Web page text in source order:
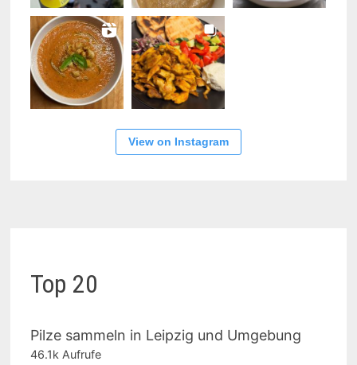
View on Instagram
Top 20
Pilze sammeln in Leipzig und Umgebung
46.1k Aufrufe